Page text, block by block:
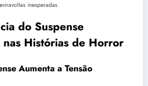
inesperadas.
do Suspense
nas Histórias de Horror
Aumenta a Tensão